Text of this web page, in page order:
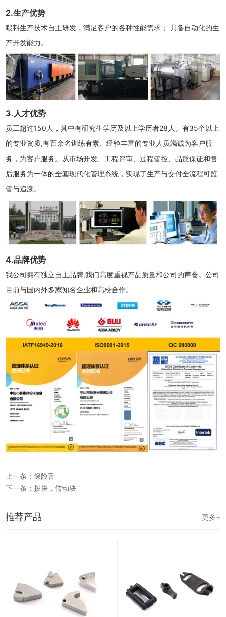
2.生产优势
喂料生产技术自主研发，满足客户的各种性能需求； 具备自动化的生
产开发能力。
3.人才优势
员工超过150人，其中有研究生学历及以上学历者28人。有35个以上
的专业资质,有百余名训练有素、经验丰富的专业人员竭诚为客户服
务，为客户服务。从市场开发、工程评审、过程管控、品质保证和售
后服务为一体的全套现代化管理系统，实现了生产与交付全流程可监
管与追溯。
4.品牌优势
我公司拥有独立自主品牌,我们高度重视产品质量和公司的声誉。公司
目前与国内外多家知名企业和高校合作。
上一条：保险舌
下一条：拨块，传动块
推荐产品 更多+